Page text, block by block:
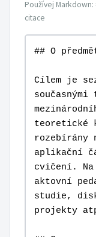
Používej
citace